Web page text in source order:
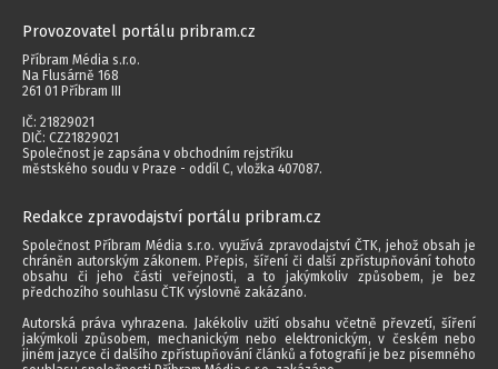
Provozovatel portálu pribram.cz
Příbram Média s.r.o.
Na Flusárně 168
261 01 Příbram III
IČ: 21829021
DIČ: CZ21829021
Společnost je zapsána v obchodním rejstříku
městského soudu v Praze - oddíl C, vložka 407087.
Redakce zpravodajství portálu pribram.cz
Společnost Příbram Média s.r.o. využívá zpravodajství ČTK, jehož obsah je
chráněn autorským zákonem. Přepis, šíření či další zpřístupňování tohoto
obsahu či jeho části veřejnosti, a to jakýmkoliv způsobem, je bez
předchozího souhlasu ČTK výslovně zakázáno.
Autorská práva vyhrazena. Jakékoliv užití obsahu včetně převzetí, šíření
jakýmkoli způsobem, mechanickým nebo elektronickým, v českém nebo
jiném jazyce či dalšího zpřístupňování článků a fotografií je bez písemného